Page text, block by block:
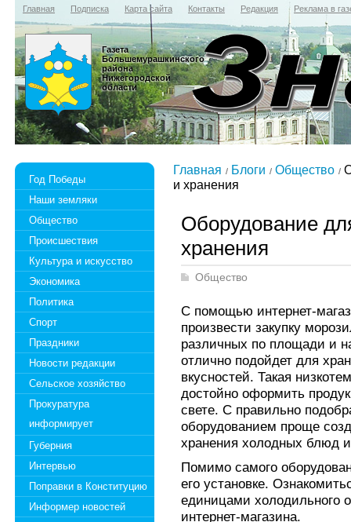
Главная Подписка Карта сайта Контакты Редакция Реклама в
Газета
Большемурашкинского
района
Нижегородской
области
Год Победы
Наши земляки
Общество
Происшествия
Культура и искусство
Экономика
Политика
Спорт
Праздники
Новости редакции
Сельское хозяйство
Прокуратура
информирует
Губерния
Интервью
Поправки в Конституцию
Информер новостей
Главная Блоги Общество
и хранения
Оборудование
хранения
Общество
С помощью интернет-
произвести закупку
различных по площади и
отлично подойдет для
вкусностей. Такая
достойно оформить
свете. С правильно
оборудованием проще
хранения холодных блюд
Помимо самого
его установке.
единицами холодильного
интернет-магазина.